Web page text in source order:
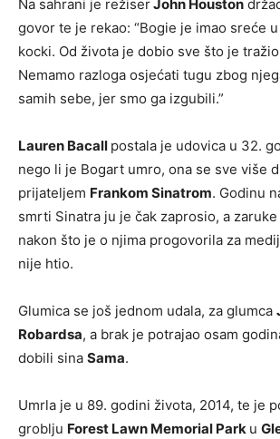
Na sahrani je režiserJohn Houston
govor te je rekao: “Bogie je imao sreće
kocki. Od života je dobio sve što je
Nemamo razloga osjećati tugu zbog
samih sebe, jer smo ga izgubili.”
Lauren Bacall postala je udovica u 32.
nego li je Bogart umro, ona se sve više
prijateljem Frankom Sinatrom. Godinu
smrti Sinatra ju je čak zaprosio, a
nakon što je o njima progovorila za
nije htio.
Glumica se još jednom udala, za glumca
Robardsa, a brak je potrajao osam
dobili sina Sama.
Umrla je u 89. godini života, 2014, te je
groblju Forest Lawn Memorial Park u